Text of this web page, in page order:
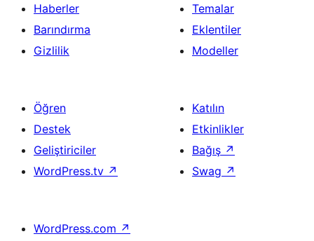
Haberler
Barındırma
Gizlilik
Temalar
Eklentiler
Modeller
Öğren
Destek
Geliştiriciler
WordPress.tv ↗
Katılın
Etkinlikler
Bağış ↗
Swag ↗
WordPress.com ↗